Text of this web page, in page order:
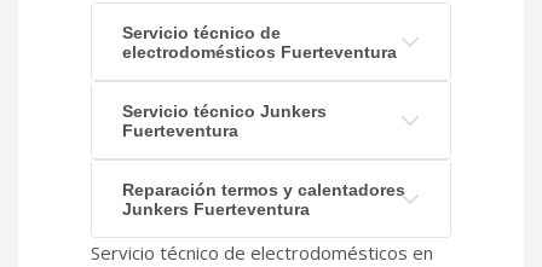
Servicio técnico de
electrodomésticos Fuerteventura
Servicio técnico Junkers
Fuerteventura
Reparación termos y calentadores
Junkers Fuerteventura
Servicio técnico de electrodomésticos en